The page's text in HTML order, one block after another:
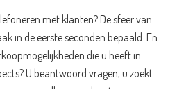
met klanten? De sfeer van
in de eerste seconden bepaald. En
die u heeft in
U beantwoord vragen, u zoekt